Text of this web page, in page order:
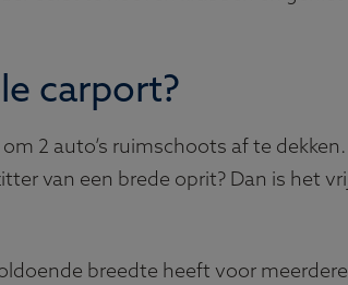
carport?
2 auto’s ruimschoots af te
van een brede oprit? Dan is het
breedte heeft voor